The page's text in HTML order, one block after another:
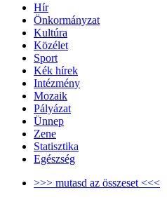
Hír
Önkormányzat
Kultúra
Közélet
Sport
Kék hírek
Intézmény
Mozaik
Pályázat
Ünnep
Zene
Statisztika
Egészség
>>> mutasd az összeset <<<